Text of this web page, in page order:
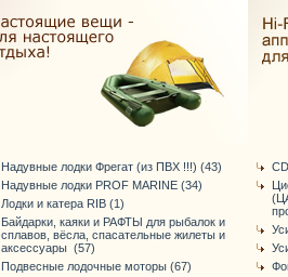
Надувные лодки Фрегат (из ПВХ !!!) (43)
Надувные лодки PROF MARINE (34)
Лодки и катера RIB (1)
Байдарки, каяки и РАФТЫ для рыбалок и
сплавов, вёсла, спасательные жилеты и
аксессуары (57)
Подвесные лодочные моторы (67)